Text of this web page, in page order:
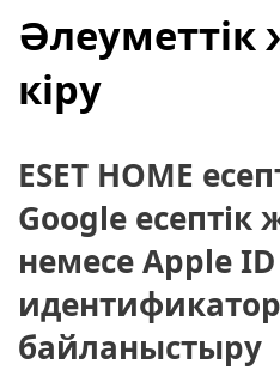
Әлеуметтік
кіру
ESET HOME
Google
немесе Apple ID
байланыстыру